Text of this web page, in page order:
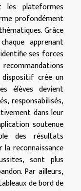
les plateformes
profondément
Grâce
apprenant
ses forces
dispositif crée un
élèves devient
responsabilisés,
dans leur
soutenue
des résultats
reconnaissance
sont plus
Par ailleurs,
de bord de